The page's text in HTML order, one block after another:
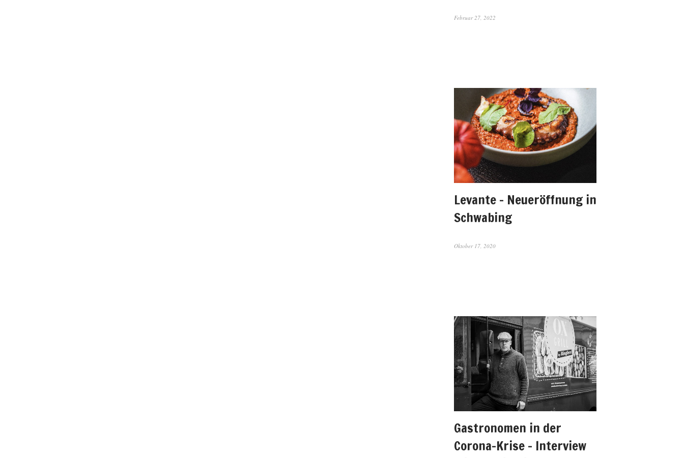
Februar 27, 2022
Levante – Neueröffnung in
Schwabing
Oktober 17, 2020
Gastronomen in der
Corona-Krise – Interview